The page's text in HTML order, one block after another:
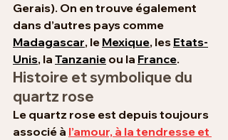
Gerais). On en trouve également
dans d’autres pays comme
Madagascar, le Mexique, les Etats-
Unis, la Tanzanie ou la France.
Histoire et symbolique du
quartz rose
Le quartz rose est depuis toujours
associé à l’amour, à la tendresse et